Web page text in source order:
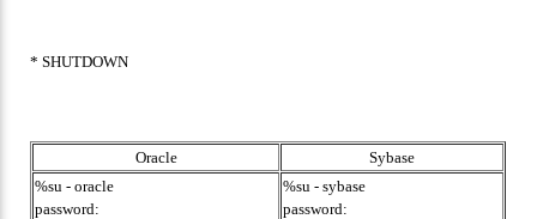
* SHUTDOWN
Oracle
Sybase
%su - oracle
password:
%su - sybase
password: